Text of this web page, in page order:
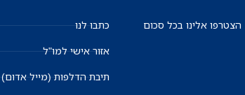
הצטרפו אלינו בכל סכום
כתבו לנו
אזור אישי למו"ל
תיבת הדלפות (מייל אדום)